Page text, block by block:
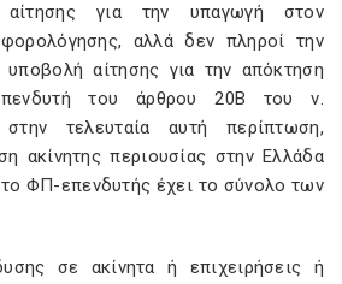
για την υπαγωγή στον
αλλά δεν πληροί την
αίτησης για την απόκτηση
του άρθρου 20B του ν.
τελευταία αυτή περίπτωση,
ακίνητης περιουσίας στην Ελλάδα
ΦΠ-επενδυτής έχει το σύνολο των
σε ακίνητα ή επιχειρήσεις ή